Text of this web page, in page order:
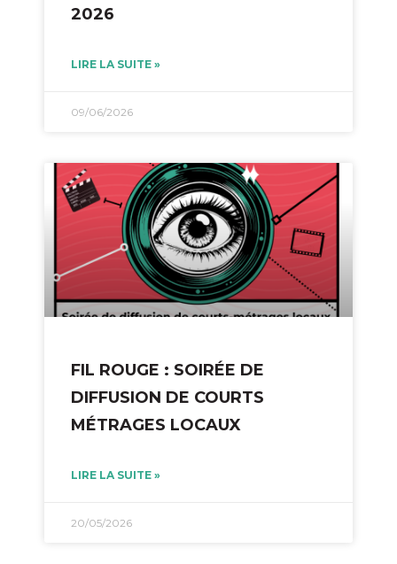
2026
LIRE LA SUITE »
09/06/2026
FIL ROUGE : SOIRÉE DE
DIFFUSION DE COURTS
MÉTRAGES LOCAUX
LIRE LA SUITE »
20/05/2026